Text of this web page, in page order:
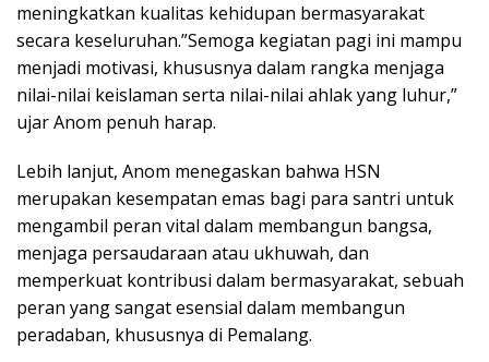
meningkatkan kualitas kehidupan bermasyarakat
secara keseluruhan.”Semoga kegiatan pagi ini mampu
menjadi motivasi, khususnya dalam rangka menjaga
nilai-nilai keislaman serta nilai-nilai ahlak yang luhur,”
ujar Anom penuh harap.
Lebih lanjut, Anom menegaskan bahwa HSN
merupakan kesempatan emas bagi para santri untuk
mengambil peran vital dalam membangun bangsa,
menjaga persaudaraan atau ukhuwah, dan
memperkuat kontribusi dalam bermasyarakat, sebuah
peran yang sangat esensial dalam membangun
peradaban, khususnya di Pemalang.